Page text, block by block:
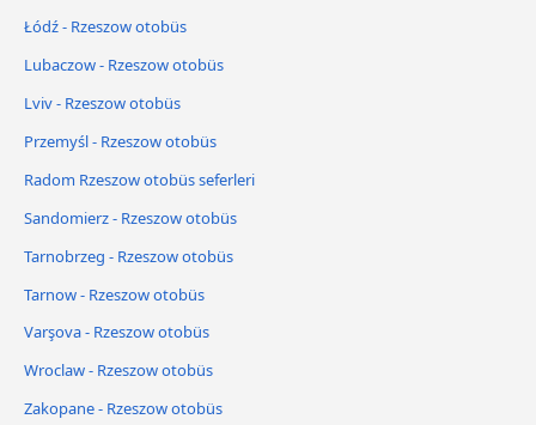
Łódź - Rzeszow otobüs
Lubaczow - Rzeszow otobüs
Lviv - Rzeszow otobüs
Przemyśl - Rzeszow otobüs
Radom Rzeszow otobüs seferleri
Sandomierz - Rzeszow otobüs
Tarnobrzeg - Rzeszow otobüs
Tarnow - Rzeszow otobüs
Varşova - Rzeszow otobüs
Wroclaw - Rzeszow otobüs
Zakopane - Rzeszow otobüs